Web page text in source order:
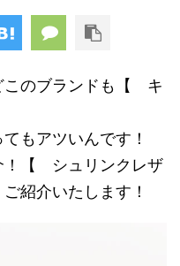
このブランドも【 キ
もアツいんです！
！【 シュリンクレザ
紹介いたします！